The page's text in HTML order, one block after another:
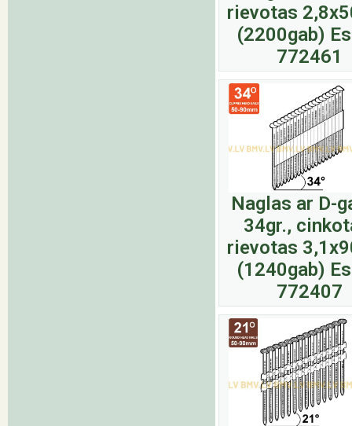
rievotas
(2200gab)
772461
Naglas ar D-
34gr.,
rievotas
(1240gab)
772407